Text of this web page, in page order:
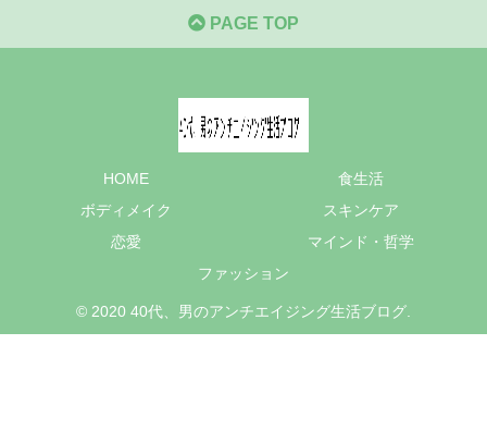
PAGE TOP
HOME
食生活
ボディメイク
スキンケア
恋愛
マインド・哲学
ファッション
© 2020 40代、男のアンチエイジング生活ブログ.